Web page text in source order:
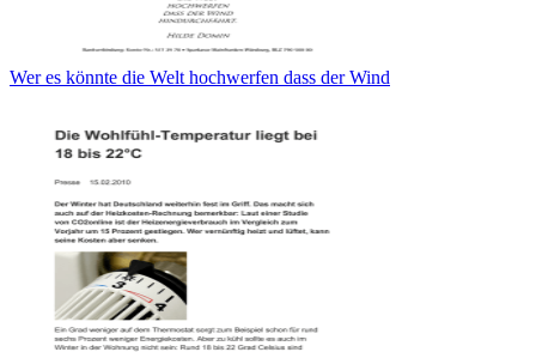
Wer es könnte die Welt hochwerfen dass der Wind